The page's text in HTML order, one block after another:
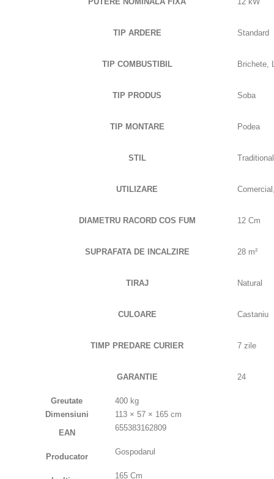
TIP ARDERE Standard
TIP COMBUSTIBIL Brichete,
TIP PRODUS Soba
TIP MONTARE Podea
STIL Traditional
UTILIZARE
DIAMETRU RACORD COS FUM 12 Cm
SUPRAFATA DE INCALZIRE 28 m²
TIRAJ Natural
CULOARE Castaniu
TIMP PREDARE CURIER 7 zile
GARANTIE 24
Greutate
400 kg
Dimensiuni
113 × 57 × 165 cm
EAN
655383162809
Producator
Gospodarul
165 Cm